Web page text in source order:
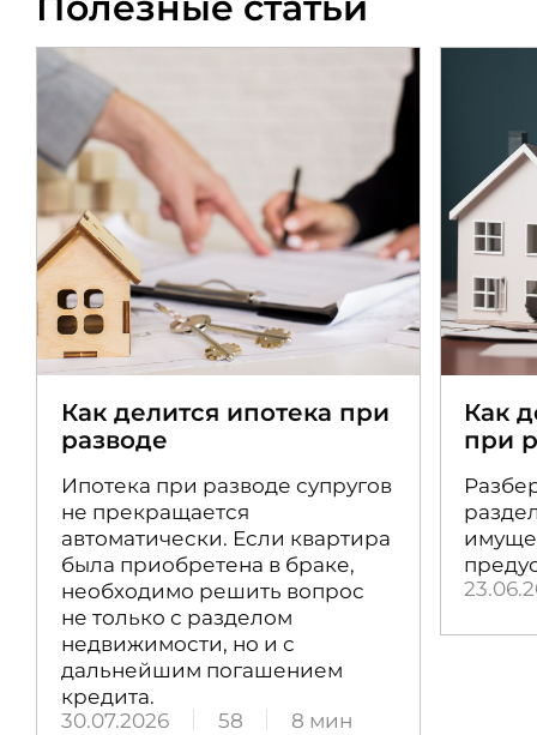
Как делится ипотека при
разводе
Ипотека при разводе супругов
не прекращается
автоматически. Если квартира
была приобретена в браке,
необходимо решить вопрос
не только с разделом
недвижимости, но и с
дальнейшим погашением
кредита.
30.07.2026
58 8 мин
Как
при